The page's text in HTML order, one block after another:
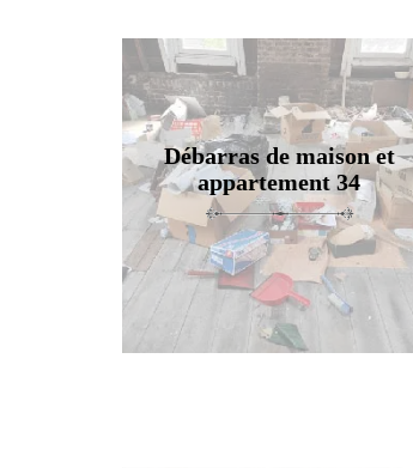
Débarras de maison et
appartement 34